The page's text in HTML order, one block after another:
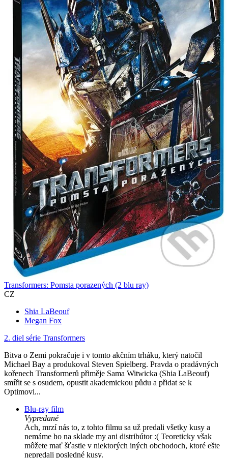
Transformers: Pomsta porazených (2 blu ray)
CZ
Shia LaBeouf
Megan Fox
2. diel série Transformers
Bitva o Zemi pokračuje i v tomto akčním trháku, který natočil
Michael Bay a produkoval Steven Spielberg. Pravda o pradávných
kořenech Transformerů přiměje Sama Witwicka (Shia LaBeouf)
smířit se s osudem, opustit akademickou půdu a přidat se k
Optimovi...
Blu-ray film
Vypredané
Ach, mrzí nás to, z tohto filmu sa už predali všetky kusy a
nemáme ho na sklade my ani distribútor :( Teoreticky však
môžete mať šťastie v niektorých iných obchodoch, ktoré ešte
nepredali posledné kusy.